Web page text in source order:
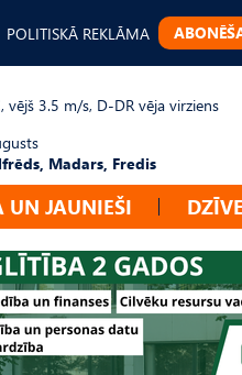
POLITISKĀ REKLĀMA
vējš 3.5 m/s, D-DR vēja virziens
Madars, Fredis
UN JAUNIEŠI